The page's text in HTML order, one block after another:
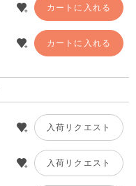
カートに入れる
カートに入れる
入荷リクエスト
入荷リクエスト